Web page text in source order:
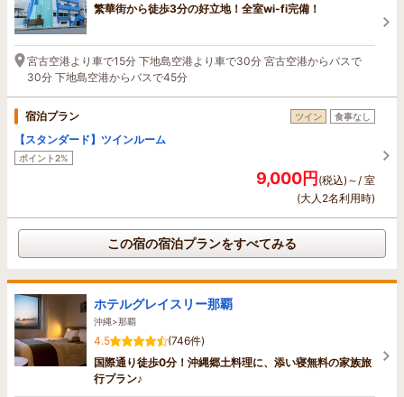
繁華街から徒歩3分の好立地！全室wi-fi完備！
宮古空港より車で15分 下地島空港より車で30分 宮古空港からバスで
30分 下地島空港からバスで45分
宿泊プラン ツイン 食事なし
【スタンダード】ツインルーム
ポイント2%
9,000円(税込)～/ 室
(大人2名利用時)
この宿の宿泊プランをすべてみる
ホテルグレイスリー那覇
沖縄>那覇
4.5
(746件)
国際通り徒歩0分！沖縄郷土料理に、添い寝無料の家族旅
行プラン♪